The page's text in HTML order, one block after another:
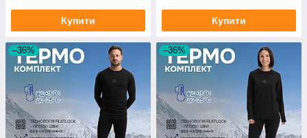
Купити Купити
–36% –36%